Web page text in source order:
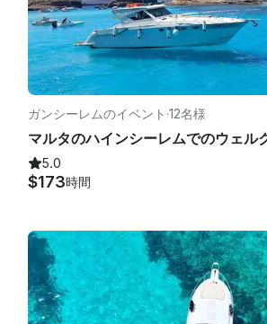
ガンシーレムのイベント ·12名様
5.0
$173時間